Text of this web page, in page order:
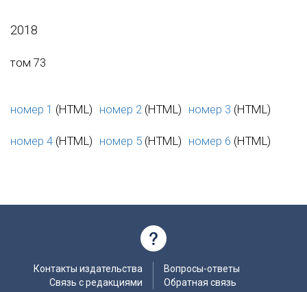
2018
том 73
номер 1 (HTML) номер 2 (HTML) номер 3 (HTML)
номер 4 (HTML) номер 5 (HTML) номер 6 (HTML)
Контакты издательства
Связь с редакциями
Вопросы-ответы
Обратная связь